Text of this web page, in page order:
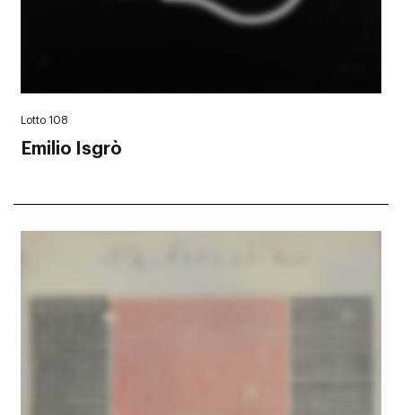
Lotto 108
Emilio Isgrò